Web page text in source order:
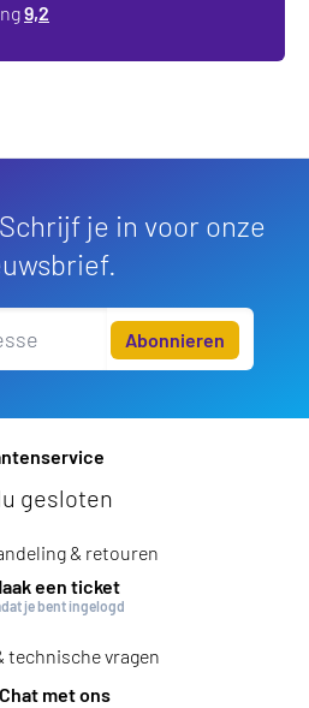
9,2
Schrijf je in voor onze
Abonnieren
gesloten
& retouren
een ticket
je bent ingelogd
technische vragen
Chat met ons